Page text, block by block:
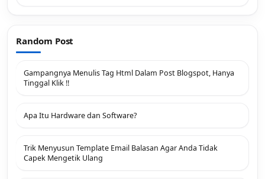
Random Post
Gampangnya Menulis Tag Html Dalam Post Blogspot, Hanya
Tinggal Klik !!
Apa Itu Hardware dan Software?
Trik Menyusun Template Email Balasan Agar Anda Tidak
Capek Mengetik Ulang